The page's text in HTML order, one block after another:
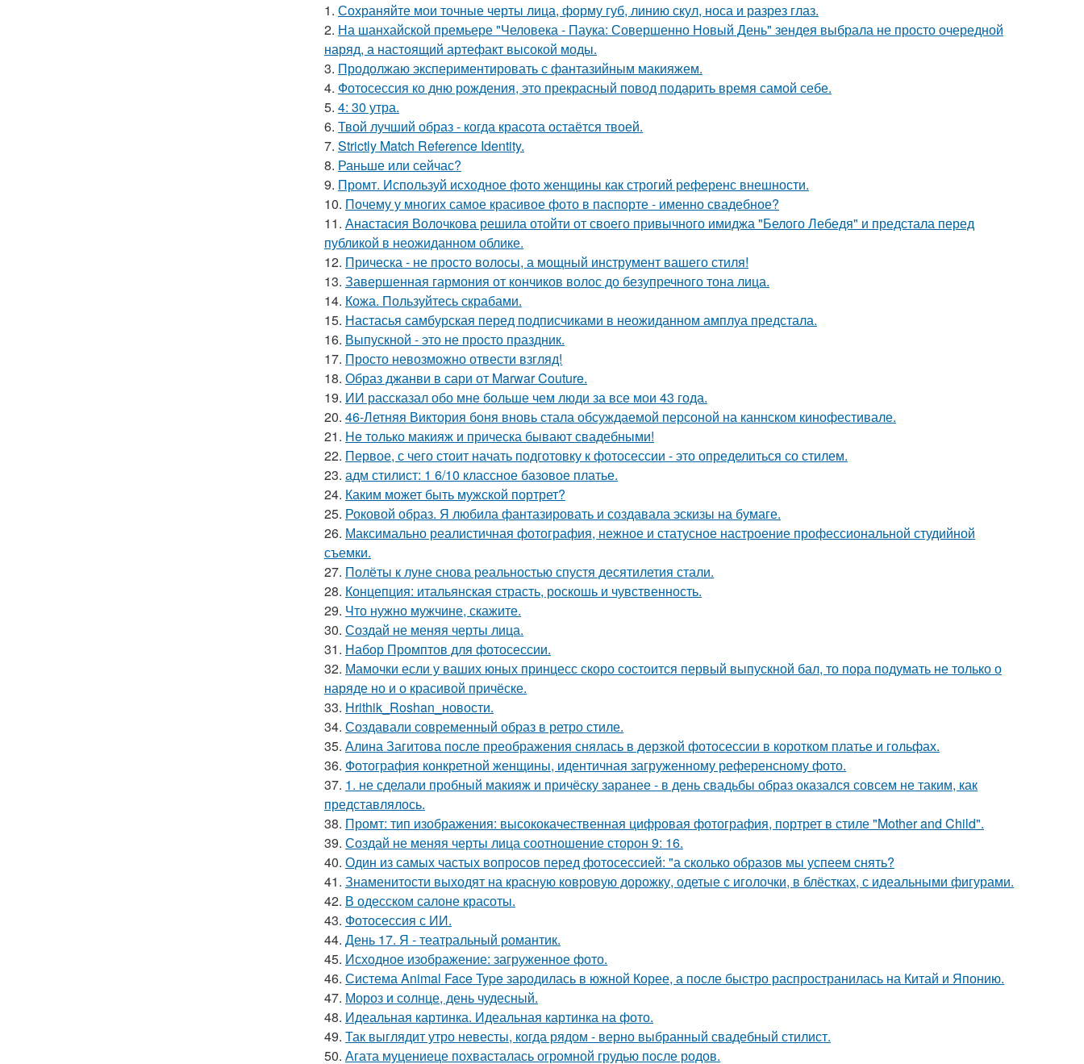
1. Сохраняйте мои точные черты лица, форму губ, линию скул, носа и разрез глаз.
2. На шанхайской премьере "Человека - Паука: Совершенно Новый День" зендея выбрала не просто очередной
наряд, а настоящий артефакт высокой моды.
3. Продолжаю экспериментировать с фантазийным макияжем.
4. Фотосессия ко дню рождения, это прекрасный повод подарить время самой себе.
5. 4: 30 утра.
6. Твой лучший образ - когда красота остаётся твоей.
7. Strictly Match Reference Identity.
8. Раньше или сейчас?
9. Промт. Используй исходное фото женщины как строгий референс внешности.
10. Почему у многих самое красивое фото в паспорте - именно свадебное?
11. Анастасия Волочкова решила отойти от своего привычного имиджа "Белого Лебедя" и предстала перед
публикой в неожиданном облике.
12. Прическа - не просто волосы, а мощный инструмент вашего стиля!
13. Завершенная гармония от кончиков волос до безупречного тона лица.
14. Кожа. Пользуйтесь скрабами.
15. Настасья самбурская перед подписчиками в неожиданном амплуа предстала.
16. Выпускной - это не просто праздник.
17. Просто невозможно отвести взгляд!
18. Образ джанви в сари от Marwar Couture.
19. ИИ рассказал обо мне больше чем люди за все мои 43 года.
20. 46-Летняя Виктория боня вновь стала обсуждаемой персоной на каннском кинофестивале.
21. He только макияж и прическа бывают свадебными!
22. Первое, с чего стоит начать подготовку к фотосессии - это определиться со стилем.
23. адм стилист: 1 6/10 классное базовое платье.
24. Каким может быть мужской портрет?
25. Роковой образ. Я любила фантазировать и создавала эскизы на бумаге.
26. Максимально реалистичная фотография, нежное и статусное настроение профессиональной студийной
съемки.
27. Полёты к луне снова реальностью спустя десятилетия стали.
28. Концепция: итальянская страсть, роскошь и чувственность.
29. Что нужно мужчине, скажите.
30. Создай не меняя черты лица.
31. Набор Промптов для фотосессии.
32. Мамочки если у ваших юных принцесс скоро состоится первый выпускной бал, то пора подумать не только о
наряде но и о красивой причёске.
33. Hrithik_Roshan_новости.
34. Создавали современный образ в ретро стиле.
35. Алина Загитова после преображения снялась в дерзкой фотосессии в коротком платье и гольфах.
36. Фотография конкретной женщины, идентичная загруженному референсному фото.
37. 1. не сделали пробный макияж и причёску заранее - в день свадьбы образ оказался совсем не таким, как
представлялось.
38. Промт: тип изображения: высококачественная цифровая фотография, портрет в стиле "Mother and Child".
39. Создай не меняя черты лица соотношение сторон 9: 16.
40. Один из самых частых вопросов перед фотосессией: "а сколько образов мы успеем снять?
41. Знаменитости выходят на красную ковровую дорожку, одетые с иголочки, в блёстках, с идеальными фигурами.
42. В одесском салоне красоты.
43. Фотосессия с ИИ.
44. День 17. Я - театральный романтик.
45. Исходное изображение: загруженное фото.
46. Система Animal Face Type зародилась в южной Корее, а после быстро распространилась на Китай и Японию.
47. Мороз и солнце, день чудесный.
48. Идеальная картинка. Идеальная картинка на фото.
49. Так выглядит утро невесты, когда рядом - верно выбранный свадебный стилист.
50. Агата муцениеце похвасталась огромной грудью после родов.